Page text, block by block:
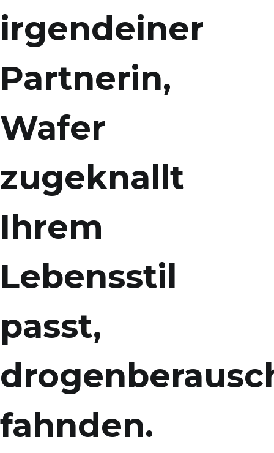
irgendeiner
Partnerin,
Wafer
zugeknallt
Ihrem
Lebensstil
passt,
fahnden.